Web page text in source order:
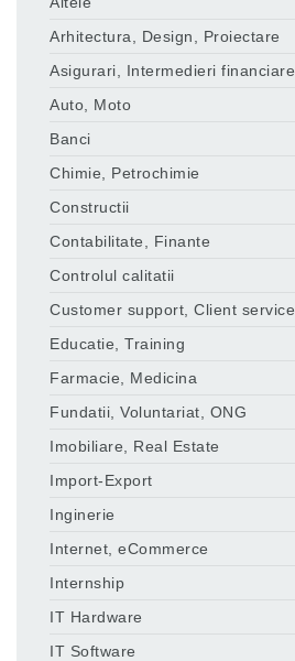
Arhitectura, Design, Proiectare
Asigurari, Intermedieri financiare
Auto, Moto
Banci
Chimie, Petrochimie
Constructii
Contabilitate, Finante
Controlul calitatii
Customer support, Client service
Educatie, Training
Farmacie, Medicina
Fundatii, Voluntariat, ONG
Imobiliare, Real Estate
Import-Export
Inginerie
Internet, eCommerce
Internship
IT Hardware
IT Software